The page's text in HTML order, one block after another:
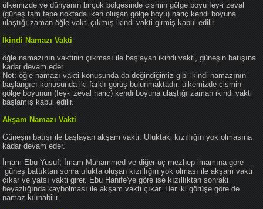
ülkemizde ve dünyanın birçok bölgesinde cismin gölge boyu fey-i zeval
(güneş tam tepe noktada iken oluşan gölge boyu) hariç kendi boyuna
ulaştığı zaman öğle vakti çıkmış ikindi vakti girmiş kabul edilir.
İkindi Namazı Vakti
öğle namazının vaktinin çıkması ile başlayan ikindi vakti, güneşin batışına
kadar devam eder.
Not: öğle namazı vakti konusunda da değindiğimiz gibi ikindi namazının
başlangıcı konusunda iki farklı görüş bulunmaktadır. ülkemizde cismin
gölge boyunun (fey-i zeval hariç) kendi boyuna ulaştığı zaman ikindi vakti
başlamış kabul edilir.
Akşam Namazı Vakti
Güneşin batışı ile başlayan akşam vakti. Ufuktaki kızıllığın yok olmasına
kadar devam eder.
İmam Ebu Yusuf, İmam Muhammed ve diğer üç mezhep imamına göre
güneş battıktan sonra ufukta oluşan kızıllığın yok olması ile akşam vakti
çıkar ve yatsı vakti girer. Ebu Hanife'ye göre ise kızıllıktan sonraki
beyazlığında kaybolması ile akşam vakti çıkar. Her iki görüşe göre de
namaz kılınabilir.